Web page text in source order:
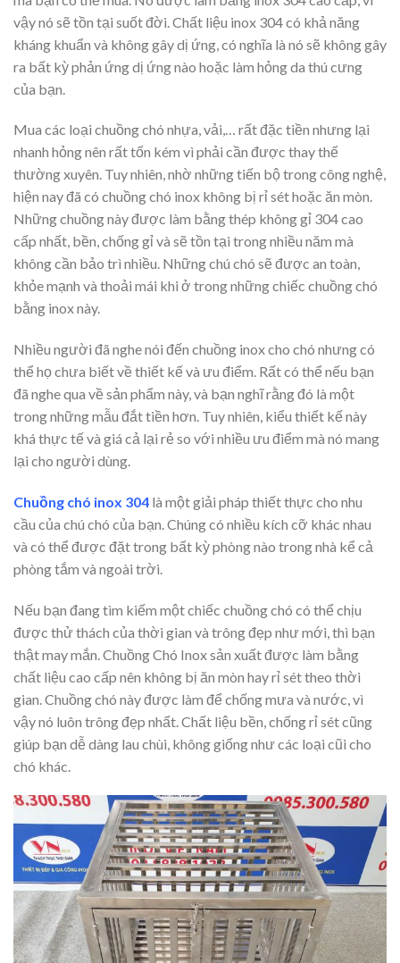
vậy nó sẽ tồn tại suốt đời. Chất liệu inox 304 có khả năng
kháng khuẩn và không gây dị ứng, có nghĩa là nó sẽ không gây
ra bất kỳ phản ứng dị ứng nào hoặc làm hỏng da thú cưng
của bạn.
Mua các loại chuồng chó nhựa, vải,… rất đặc tiền nhưng lại
nhanh hỏng nên rất tốn kém vì phải cần được thay thế
thường xuyên. Tuy nhiên, nhờ những tiến bộ trong công nghệ,
hiện nay đã có chuồng chó inox không bị rỉ sét hoặc ăn mòn.
Những chuồng này được làm bằng thép không gỉ 304 cao
cấp nhất, bền, chống gỉ và sẽ tồn tại trong nhiều năm mà
không cần bảo trì nhiều. Những chú chó sẽ được an toàn,
khỏe mạnh và thoải mái khi ở trong những chiếc chuồng chó
bằng inox này.
Nhiều người đã nghe nói đến chuồng inox cho chó nhưng có
thể họ chưa biết về thiết kế và ưu điểm. Rất có thể nếu bạn
đã nghe qua về sản phẩm này, và bạn nghĩ rằng đó là một
trong những mẫu đắt tiền hơn. Tuy nhiên, kiểu thiết kế này
khá thực tế và giá cả lại rẻ so với nhiều ưu điểm mà nó mang
lại cho người dùng.
Chuồng chó inox 304 là một giải pháp thiết thực cho nhu
cầu của chú chó của bạn. Chúng có nhiều kích cỡ khác nhau
và có thể được đặt trong bất kỳ phòng nào trong nhà kể cả
phòng tắm và ngoài trời.
Nếu bạn đang tìm kiếm một chiếc chuồng chó có thể chịu
được thử thách của thời gian và trông đẹp như mới, thì bạn
thật may mắn. Chuồng Chó Inox sản xuất được làm bằng
chất liệu cao cấp nên không bị ăn mòn hay rỉ sét theo thời
gian. Chuồng chó này được làm để chống mưa và nước, vì
vậy nó luôn trông đẹp nhất. Chất liệu bền, chống rỉ sét cũng
giúp bạn dễ dàng lau chùi, không giống như các loại cũi cho
chó khác.